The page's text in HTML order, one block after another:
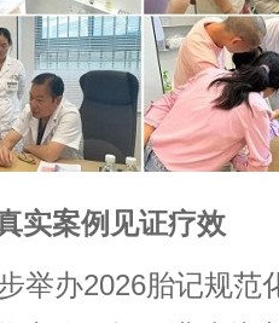
实案例见证疗效
举办2026胎记规范